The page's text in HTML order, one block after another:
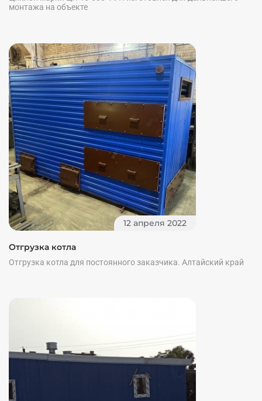
монтажа на объекте
12 апреля 2022
Отгрузка котла
Отгрузка котла для постоянного заказчика. Алтайский край